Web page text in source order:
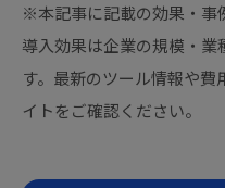
※本記事に記載の効果・事
導入効果は企業の規模・業
す。最新のツール情報や
イトをご確認ください。